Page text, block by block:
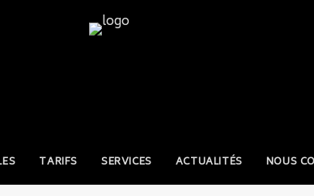
TARIFS SERVICES ACTUALITÉS NOUS